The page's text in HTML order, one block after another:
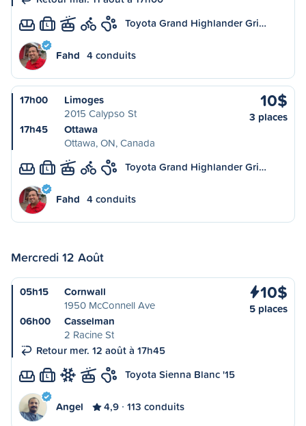
L Toyota Grand Highlander Gri…
Fahd 4 conduits
17h00
Limoges
2015 Calypso St
17h45
Ottawa
Ottawa, ON, Canada
10$
3 places
L Toyota Grand Highlander Gri…
Fahd 4 conduits
Mercredi 12 Août
05h15
Cornwall
1950 McConnell Ave
06h00
Casselman
2 Racine St
Retour mer. 12 août à 17h45
10$
5 places
L Toyota Sienna Blanc '15
Angel 4,9 113 conduits